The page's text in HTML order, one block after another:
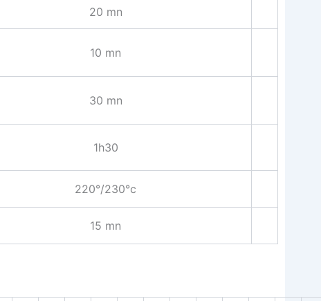
20 mn
10 mn
30 mn
1h30
220°/230°c
15 mn